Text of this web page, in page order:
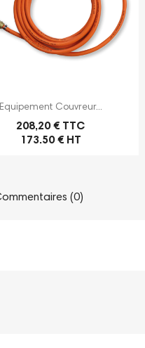
Aperçu rapide
Equipement Couvreur...
208,20 € TTC
173.50 € HT
(0)